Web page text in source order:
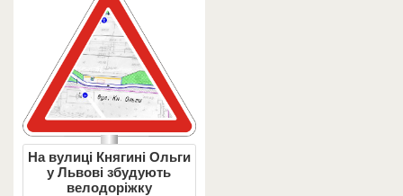
На вулиці Княгині Ольги
у Львові збудують
велодоріжку